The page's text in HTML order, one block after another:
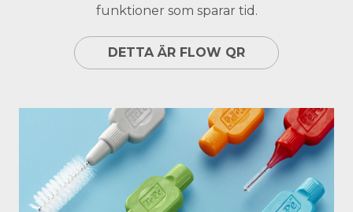
funktioner som sparar tid.
DETTA ÄR FLOW QR